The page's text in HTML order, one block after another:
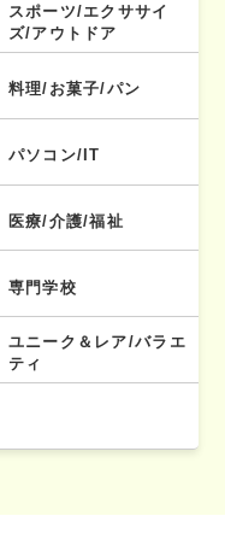
スポーツ/エクササイ
ズ/アウトドア
料理/お菓子/パン
パソコン/IT
医療/介護/福祉
専門学校
ユニーク＆レア/バラエ
ティ